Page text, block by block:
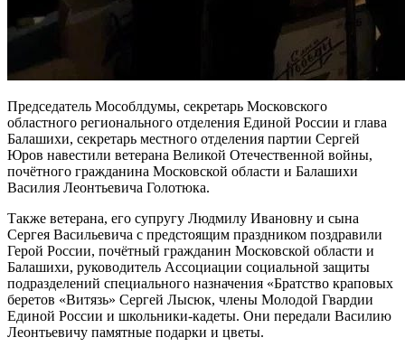
Председатель Мособлдумы, секретарь Московского
областного регионального отделения Единой России и глава
Балашихи, секретарь местного отделения партии Сергей
Юров навестили ветерана Великой Отечественной войны,
почётного гражданина Московской области и Балашихи
Василия Леонтьевича Голотюка.
Также ветерана, его супругу Людмилу Ивановну и сына
Сергея Васильевича с предстоящим праздником поздравили
Герой России, почётный гражданин Московской области и
Балашихи, руководитель Ассоциации социальной защиты
подразделений специального назначения «Братство краповых
беретов «Витязь» Сергей Лысюк, члены Молодой Гвардии
Единой России и школьники-кадеты. Они передали Василию
Леонтьевичу памятные подарки и цветы.